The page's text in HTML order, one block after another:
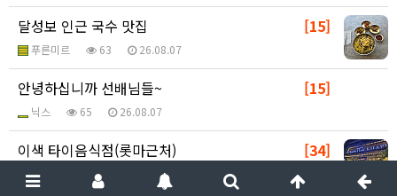
[15]
달성보 인근 국수 맛집
푸른미르 63 26.08.07
[15]
안녕하십니까 선배님들~
닉스 65 26.08.07
[34]
이색 타이음식점(롯마근처)
호치민킴반장 26.08.07